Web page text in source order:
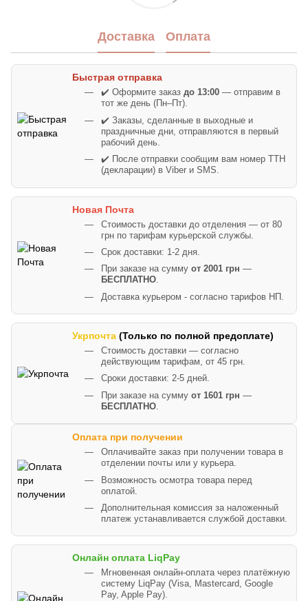
Доставка Оплата
Быстрая отправка
✔️ Оформите заказ до 13:00 — отправим в
тот же день (Пн–Пт).
✔️ Заказы, сделанные в выходные и
праздничные дни, отправляются в первый
рабочий день.
✔️ После отправки сообщим вам номер ТТН
(декларации) в Viber и SMS.
Новая Почта
Стоимость доставки до отделения — от 80
грн по тарифам курьерской службы.
Срок доставки: 1-2 дня.
При заказе на сумму от 2001 грн —
БЕСПЛАТНО.
Доставка курьером - согласно тарифов НП.
Укрпочта (Только по полной предоплате)
Стоимость доставки — согласно
действующим тарифам, от 45 грн.
Сроки доставки: 2-5 дней.
При заказе на сумму от 1601 грн —
БЕСПЛАТНО.
Оплата при получении
Оплачивайте заказ при получении товара в
отделении почты или у курьера.
Возможность осмотра товара перед
оплатой.
Дополнительная комиссия за наложенный
платеж устанавливается службой доставки.
Онлайн оплата LiqPay
Мгновенная онлайн-оплата через платёжную
систему LiqPay (Visa, Mastercard, Google
Pay, Apple Pay).